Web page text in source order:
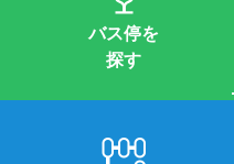
バス停を
探す